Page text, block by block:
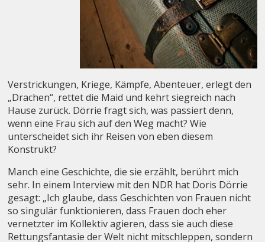
Verstrickungen, Kriege, Kämpfe, Abenteuer, erlegt den
„Drachen“, rettet die Maid und kehrt siegreich nach
Hause zurück. Dörrie fragt sich, was passiert denn,
wenn eine Frau sich auf den Weg macht? Wie
unterscheidet sich ihr Reisen von eben diesem
Konstrukt?
Manch eine Geschichte, die sie erzählt, berührt mich
sehr. In einem Interview mit den NDR hat Doris Dörrie
gesagt: „Ich glaube, dass Geschichten von Frauen nicht
so singulär funktionieren, dass Frauen doch eher
vernetzter im Kollektiv agieren, dass sie auch diese
Rettungsfantasie der Welt nicht mitschleppen, sondern